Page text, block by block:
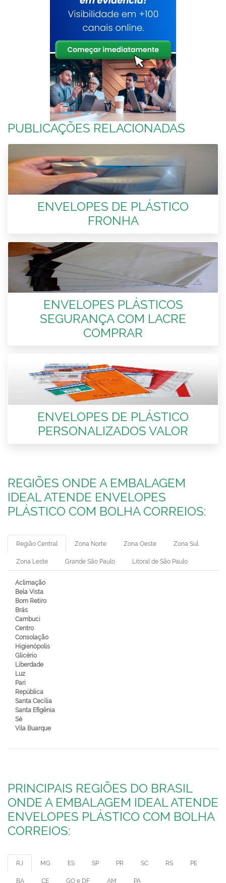
PUBLICAÇÕES RELACIONADAS
ENVELOPES DE PLÁSTICO
FRONHA
ENVELOPES PLÁSTICOS
SEGURANÇA COM LACRE
COMPRAR
ENVELOPES DE PLÁSTICO
PERSONALIZADOS VALOR
REGIÕES ONDE A EMBALAGEM
IDEAL ATENDE ENVELOPES
PLÁSTICO COM BOLHA CORREIOS:
Região Central Zona Norte Zona Oeste Zona Sul
Zona Leste Grande São Paulo Litoral de São Paulo
Aclimação
Bela Vista
Bom Retiro
Brás
Cambuci
Centro
Consolação
Higienópolis
Glicério
Liberdade
Luz
Pari
República
Santa Cecília
Santa Efigênia
Sé
Vila Buarque
PRINCIPAIS REGIÕES DO BRASIL
ONDE A EMBALAGEM IDEAL ATENDE
ENVELOPES PLÁSTICO COM BOLHA
CORREIOS:
RJ MG ES SP PR SC RS PE
BA CE GO e DF AM PA